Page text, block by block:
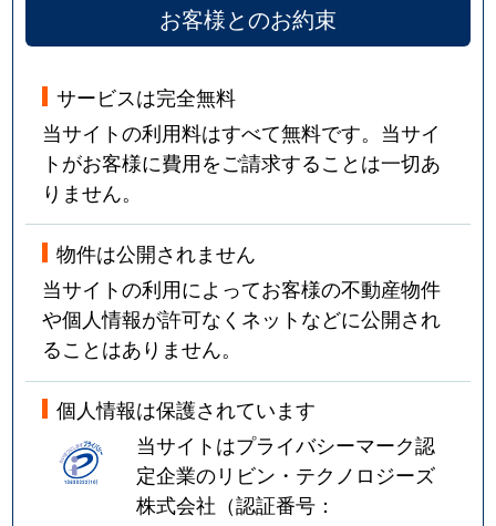
お客様とのお約束
サービスは完全無料
当サイトの利用料はすべて無料です。当サイ
トがお客様に費用をご請求することは一切あ
りません。
物件は公開されません
当サイトの利用によってお客様の不動産物件
や個人情報が許可なくネットなどに公開され
ることはありません。
個人情報は保護されています
当サイトはプライバシーマーク認
定企業のリビン・テクノロジーズ
株式会社（認証番号：